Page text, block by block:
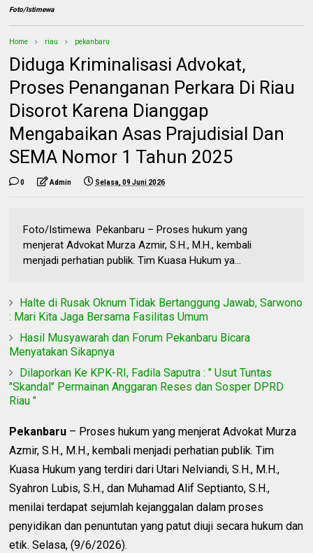
Foto/Istimewa
Home riau pekanbaru
Diduga Kriminalisasi Advokat,
Proses Penanganan Perkara Di Riau
Disorot Karena Dianggap
Mengabaikan Asas Prajudisial Dan
SEMA Nomor 1 Tahun 2025
0 Admin Selasa, 09 Juni 2026
Foto/Istimewa Pekanbaru – Proses hukum yang
menjerat Advokat Murza Azmir, S.H., M.H., kembali
menjadi perhatian publik. Tim Kuasa Hukum ya...
Halte di Rusak Oknum Tidak Bertanggung Jawab, Sarwono
: Mari Kita Jaga Bersama Fasilitas Umum
Hasil Musyawarah dan Forum Pekanbaru Bicara
Menyatakan Sikapnya
Dilaporkan Ke KPK-RI, Fadila Saputra : " Usut Tuntas
"Skandal" Permainan Anggaran Reses dan Sosper DPRD
Riau "
Pekanbaru – Proses hukum yang menjerat Advokat Murza
Azmir, S.H., M.H., kembali menjadi perhatian publik. Tim
Kuasa Hukum yang terdiri dari Utari Nelviandi, S.H., M.H.,
Syahron Lubis, S.H., dan Muhamad Alif Septianto, S.H.,
menilai terdapat sejumlah kejanggalan dalam proses
penyidikan dan penuntutan yang patut diuji secara hukum dan
etik. Selasa, (9/6/2026).